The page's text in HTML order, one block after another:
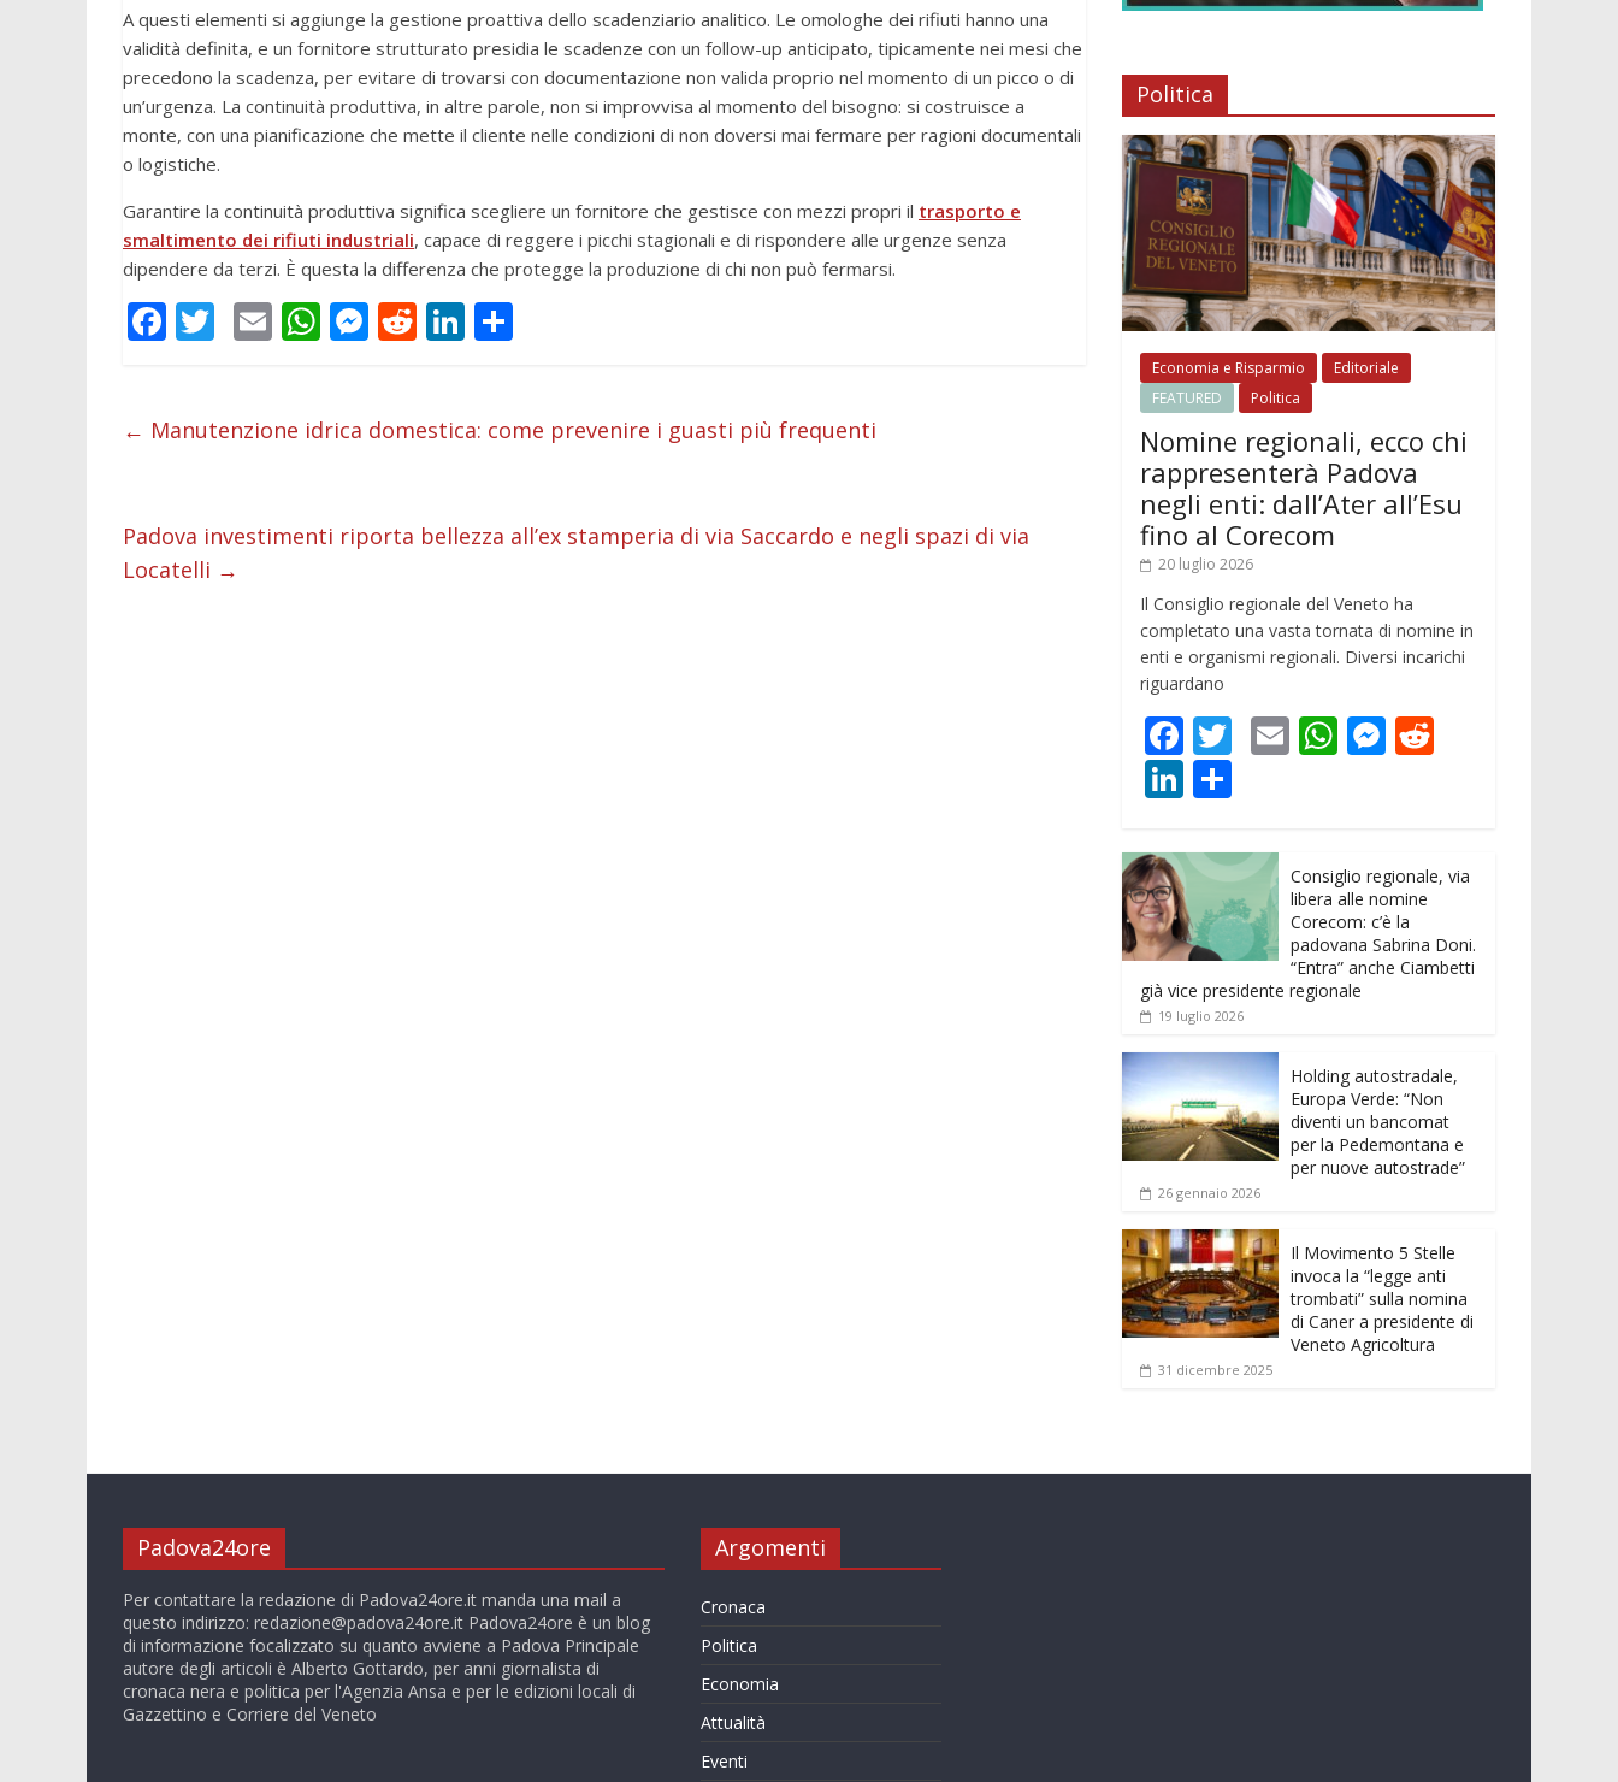
A questi elementi si aggiunge la gestione proattiva dello scadenziario analitico. Le omologhe dei rifiuti hanno una
validità definita, e un fornitore strutturato presidia le scadenze con un follow-up anticipato, tipicamente nei mesi che
precedono la scadenza, per evitare di trovarsi con documentazione non valida proprio nel momento di un picco o di
un’urgenza. La continuità produttiva, in altre parole, non si improvvisa al momento del bisogno: si costruisce a
monte, con una pianificazione che mette il cliente nelle condizioni di non doversi mai fermare per ragioni documentali
o logistiche.
Garantire la continuità produttiva significa scegliere un fornitore che gestisce con mezzi propri il trasporto e
smaltimento dei rifiuti industriali, capace di reggere i picchi stagionali e di rispondere alle urgenze senza
dipendere da terzi. È questa la differenza che protegge la produzione di chi non può fermarsi.
F
b
k
T
er
E
l
W
s
p
M
e
er
R
di
Li
e di
di
← Manutenzione idrica domestica: come prevenire i guasti più frequenti
Padova investimenti riporta bellezza all’ex stamperia di via Saccardo e negli spazi di via
Locatelli →
Politica
Economia e Risparmio
Editoriale
FEATURED
Politica
Nomine regionali, ecco chi
rappresenterà Padova
negli enti: dall’Ater all’Esu
fino al Corecom
20 luglio 2026
Il Consiglio regionale del Veneto ha
completato una vasta tornata di nomine in
enti e organismi regionali. Diversi incarichi
riguardano
F
ac
e
b
o
o
k
T
er
E W
A
p
p
M
n
g
er
t
Li
k
e
dI
n
n
di
vi
di
Consiglio regionale, via
libera alle nomine
Corecom: c’è la
padovana Sabrina Doni.
“Entra” anche Ciambetti
già vice presidente regionale
19 luglio 2026
Holding autostradale,
Europa Verde: “Non
diventi un bancomat
per la Pedemontana e
per nuove autostrade”
26 gennaio 2026
Il Movimento 5 Stelle
invoca la “legge anti
trombati” sulla nomina
di Caner a presidente di
Veneto Agricoltura
31 dicembre 2025
Padova24ore
Per contattare la redazione di Padova24ore.it manda una mail a
questo indirizzo: redazione@padova24ore.it Padova24ore è un blog
di informazione focalizzato su quanto avviene a Padova Principale
autore degli articoli è Alberto Gottardo, per anni giornalista di
cronaca nera e politica per l'Agenzia Ansa e per le edizioni locali di
Gazzettino e Corriere del Veneto
Argomenti
Cronaca
Politica
Economia
Attualità
Eventi